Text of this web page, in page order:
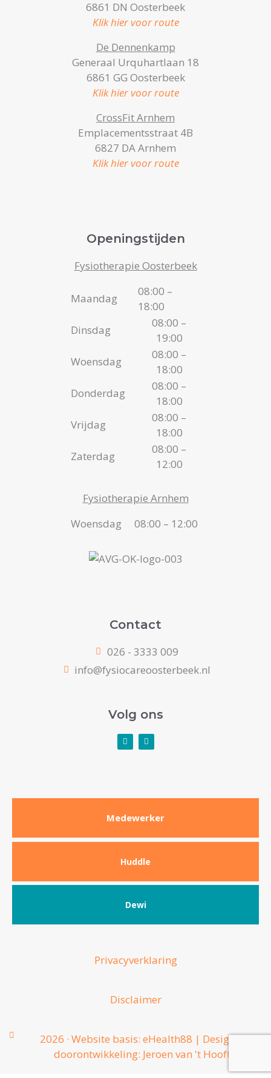
6861 DN Oosterbeek
Klik hier voor route
De Dennenkamp
Generaal Urquhartlaan 18
6861 GG Oosterbeek
Klik hier voor route
CrossFit Arnhem
Emplacementsstraat 4B
6827 DA Arnhem
Klik hier voor route
Openingstijden
Fysiotherapie Oosterbeek
Maandag
08:00 –
18:00
Dinsdag
08:00 –
19:00
Woensdag
08:00 –
18:00
Donderdag
08:00 –
18:00
Vrijdag
08:00 –
18:00
Zaterdag
08:00 –
12:00
Fysiotherapie Arnhem
Woensdag
08:00 – 12:00
Contact
026 - 3333 009
info@fysiocareoosterbeek.nl
Volg ons
Medewerker
Huddle
Dewi
Privacyverklaring
Disclaimer
2026 · Website basis: eHealth88 | Design &
doorontwikkeling: Jeroen van 't Hooft